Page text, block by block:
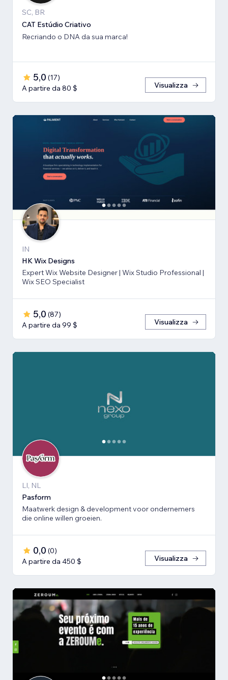
SC, BR
CAT Estúdio Criativo
Recriando o DNA da sua marca!
5,0 (17)
A partire da 80 $
Visualizza
IN
HK Wix Designs
Expert Wix Website Designer | Wix Studio Professional |
Wix SEO Specialist
5,0 (87)
A partire da 99 $
Visualizza
LI, NL
Pasform
Maatwerk design & development voor ondernemers
die online willen groeien.
0,0 (0)
A partire da 450 $
Visualizza